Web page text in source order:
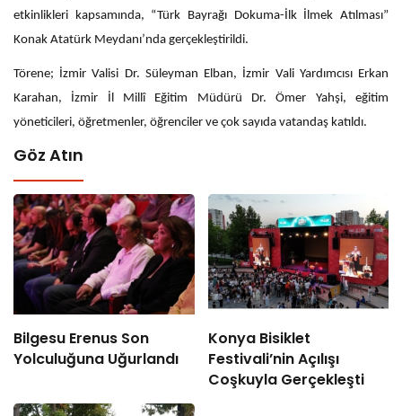
etkinlikleri kapsamında, “Türk Bayrağı Dokuma-İlk İlmek Atılması”
Konak Atatürk Meydanı’nda gerçekleştirildi.
Törene; İzmir Valisi Dr. Süleyman Elban, İzmir Vali Yardımcısı Erkan
Karahan, İzmir İl Millî Eğitim Müdürü Dr. Ömer Yahşi, eğitim
yöneticileri, öğretmenler, öğrenciler ve çok sayıda vatandaş katıldı.
Göz Atın
Bilgesu Erenus Son
Yolculuğuna Uğurlandı
Konya Bisiklet
Festivali’nin Açılışı
Coşkuyla Gerçekleşti